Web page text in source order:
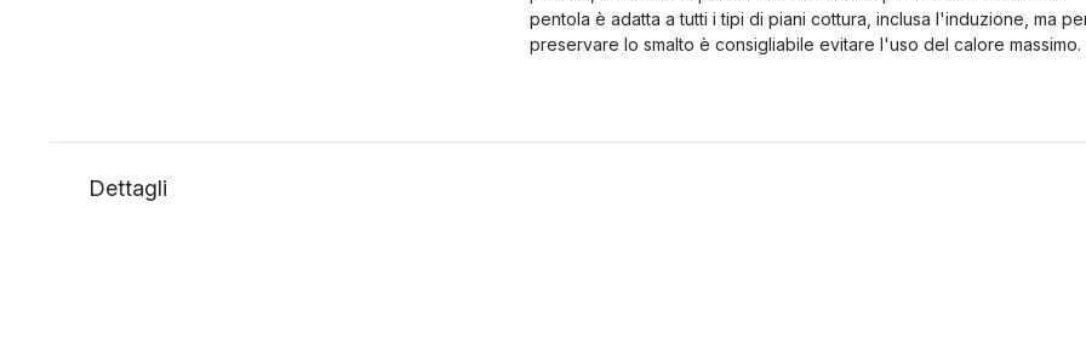
pentola è adatta a tutti i tipi di piani cottura, inclusa l'induzione, ma
preservare lo smalto è consigliabile evitare l'uso del calore massimo.
Dettagli